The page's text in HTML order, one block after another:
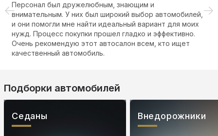
Персонал был дружелюбным, знающим и
внимательным. У них был широкий выбор автомобилей,
и они помогли мне найти идеальный вариант для моих
нужд. Процесс покупки прошел гладко и эффективно.
Очень рекомендую этот автосалон всем, кто ищет
качественный автомобиль.
Подборки автомобилей
Седаны Внедорожники